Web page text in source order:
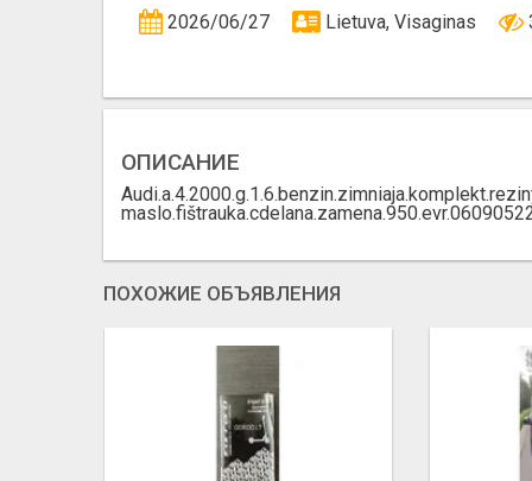
2026/06/27 Lietuva, Visaginas
ОПИСАНИЕ
ПОХОЖИЕ ОБЪЯВЛЕНИЯ